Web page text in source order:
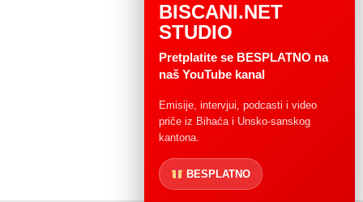
BISCANI.NET
STUDIO
Pretplatite se BESPLATNO na
naš YouTube kanal
Emisije, intervjui, podcasti i video
priče iz Bihaća i Unsko-sanskog
kantona.
BESPLATNO